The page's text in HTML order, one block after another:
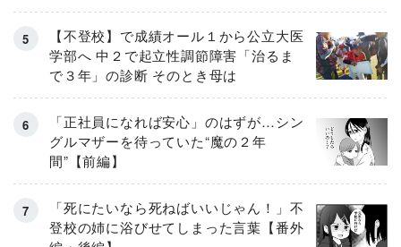
【不登校】で成績オール１から公立大医
学部へ 中２で起立性調節障害「治るま
で３年」の診断 そのとき母は
「正社員になれば安心」のはずが…シン
グルマザーを待っていた“魔の２年
間”【前編】
「死にたいなら死ねばいいじゃん！」不
登校の姉に浴びせてしまった言葉【番外